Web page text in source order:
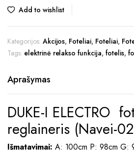
price
was:
459,00 €.
price
is:
339,00 €.
Add to wishlist
Kategorijos: Akcijos, Foteliai, Foteliai,
Tags: elektrinė relakso funkcija,fotelis,
Aprašymas
DUKE-I ELECTRO
reglaineris (Navei-
Išmatavimai: A: 100cm P: 98cm G: